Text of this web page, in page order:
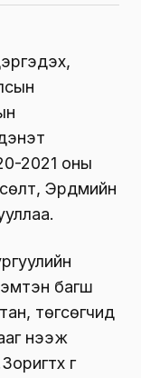
2021 оны
Эрдмийн
багш
төгсөгчид
нээж
үг